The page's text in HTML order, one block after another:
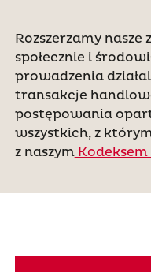
Rozszerzamy
społecznie i
prowadzenia
transakcje
postępowania
wszystkich, z
z naszym